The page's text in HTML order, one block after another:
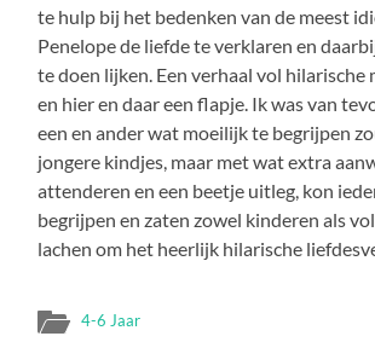
te hulp bij het bedenken van de meest
Penelope de liefde te verklaren en
te doen lijken. Een verhaal vol hilarische
en hier en daar een flapje. Ik was van
een en ander wat moeilijk te begrijpen
jongere kindjes, maar met wat extra
attenderen en een beetje uitleg, kon
begrijpen en zaten zowel kinderen als
lachen om het heerlijk hilarische
4-6 Jaar